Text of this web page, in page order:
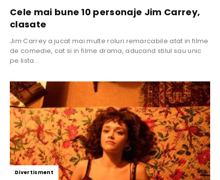
Cele mai bune 10 personaje Jim Carrey,
clasate
Jim Carrey a jucat mai multe roluri remarcabile atat in ​​filme
de comedie, cat si in filme drama, aducand stilul sau unic
pe lista...
Divertisment